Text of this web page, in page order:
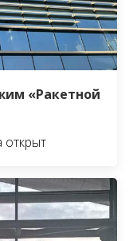
«Ракетной